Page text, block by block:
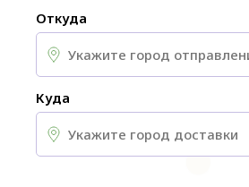
Откуда
Куда